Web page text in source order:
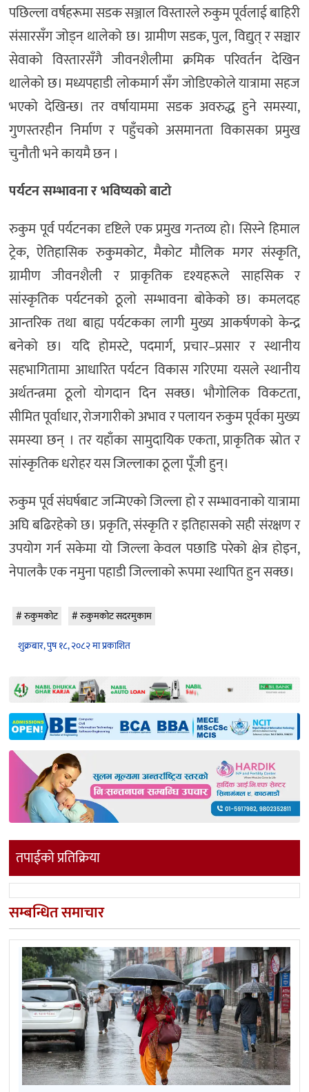
पछिल्ला वर्षहरूमा सडक सञ्जाल विस्तारले रुकुम पूर्वलाई बाहिरी
संसारसँग जोड्न थालेको छ। ग्रामीण सडक, पुल, विद्युत् र सञ्चार
सेवाको विस्तारसँगै जीवनशैलीमा क्रमिक परिवर्तन देखिन
थालेको छ। मध्यपहाडी लोकमार्ग सँग जोडिएकोले यात्रामा सहज
भएको देखिन्छ। तर वर्षायाममा सडक अवरुद्ध हुने समस्या,
गुणस्तरहीन निर्माण र पहुँचको असमानता विकासका प्रमुख
चुनौती भने कायमै छन ।
पर्यटन सम्भावना र भविष्यको बाटो
रुकुम पूर्व पर्यटनका दृष्टिले एक प्रमुख गन्तव्य हो। सिस्ने हिमाल
ट्रेक, ऐतिहासिक रुकुमकोट, मैकोट मौलिक मगर संस्कृति,
ग्रामीण जीवनशैली र प्राकृतिक दृश्यहरूले साहसिक र
सांस्कृतिक पर्यटनको ठूलो सम्भावना बोकेको छ। कमलदह
आन्तरिक तथा बाह्य पर्यटकका लागी मुख्य आकर्षणको केन्द्र
बनेको छ। यदि होमस्टे, पदमार्ग, प्रचार–प्रसार र स्थानीय
सहभागितामा आधारित पर्यटन विकास गरिएमा यसले स्थानीय
अर्थतन्त्रमा ठूलो योगदान दिन सक्छ। भौगोलिक विकटता,
सीमित पूर्वाधार, रोजगारीको अभाव र पलायन रुकुम पूर्वका मुख्य
समस्या छन् । तर यहाँका सामुदायिक एकता, प्राकृतिक स्रोत र
सांस्कृतिक धरोहर यस जिल्लाका ठूला पूँजी हुन्।
रुकुम पूर्व संघर्षबाट जन्मिएको जिल्ला हो र सम्भावनाको यात्रामा
अघि बढिरहेको छ। प्रकृति, संस्कृति र इतिहासको सही संरक्षण र
उपयोग गर्न सकेमा यो जिल्ला केवल पछाडि परेको क्षेत्र होइन,
नेपालकै एक नमुना पहाडी जिल्लाको रूपमा स्थापित हुन सक्छ।
रुकुमकोट
रुकुमकोट सदरमुकाम
शुक्रबार, पुष १८, २०८२ मा प्रकाशित
तपाईको प्रतिक्रिया
सम्बन्धित समाचार